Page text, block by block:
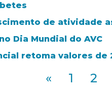
de atividade
Dia Mundial do AVC
retoma valores de
« 1 2